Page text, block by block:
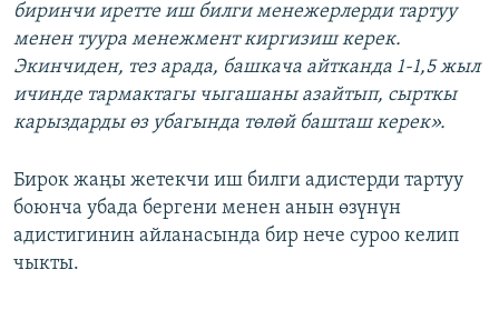
биринчи иретте иш билги менежерлерди тартуу
менен туура менежмент киргизиш керек.
Экинчиден, тез арада, башкача айтканда 1-1,5 жыл
ичинде тармактагы чыгашаны азайтып, сырткы
карыздарды өз убагында төлөй башташ керек».
Бирок жаңы жетекчи иш билги адистерди тартуу
боюнча убада бергени менен анын өзүнүн
адистигинин айланасында бир нече суроо келип
чыкты.